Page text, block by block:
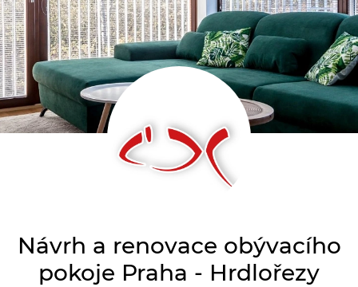
Návrh a renovace obývacího
pokoje Praha - Hrdlořezy